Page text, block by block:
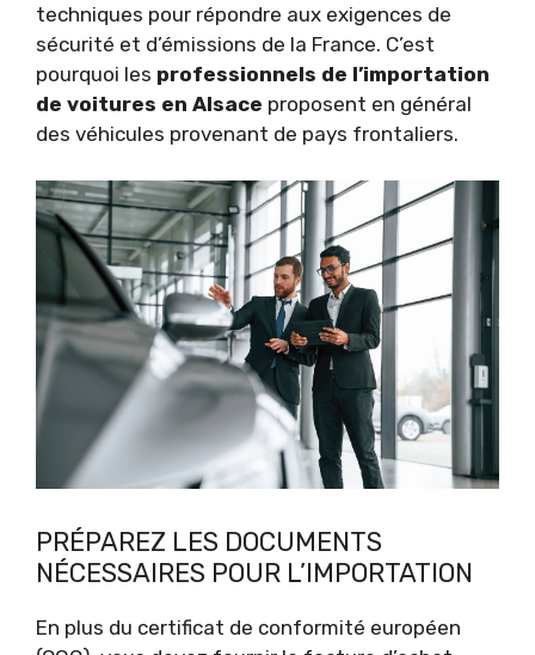
techniques pour répondre aux exigences de
sécurité et d’émissions de la France. C’est
pourquoi les professionnels de l’importation
de voitures en Alsace proposent en général
des véhicules provenant de pays frontaliers.
PRÉPAREZ LES DOCUMENTS
NÉCESSAIRES POUR L’IMPORTATION
En plus du certificat de conformité européen